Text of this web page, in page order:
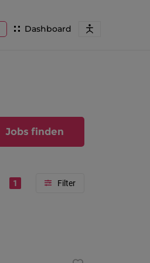
Dashboard
Jobs finden
1